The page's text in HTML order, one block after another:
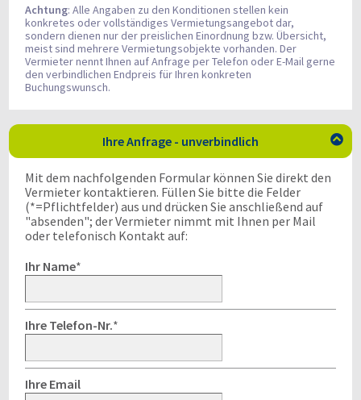
Achtung: Alle Angaben zu den Konditionen stellen kein
konkretes oder vollständiges Vermietungsangebot dar,
sondern dienen nur der preislichen Einordnung bzw. Übersicht,
meist sind mehrere Vermietungsobjekte vorhanden. Der
Vermieter nennt Ihnen auf Anfrage per Telefon oder E-Mail gerne
den verbindlichen Endpreis für Ihren konkreten
Buchungswunsch.
Ihre Anfrage - unverbindlich 
Mit dem nachfolgenden Formular können Sie direkt den
Vermieter kontaktieren. Füllen Sie bitte die Felder
(*=Pflichtfelder) aus und drücken Sie anschließend auf
"absenden"; der Vermieter nimmt mit Ihnen per Mail
oder telefonisch Kontakt auf:
Ihr Name*
Ihre Telefon-Nr.*
Ihre Email